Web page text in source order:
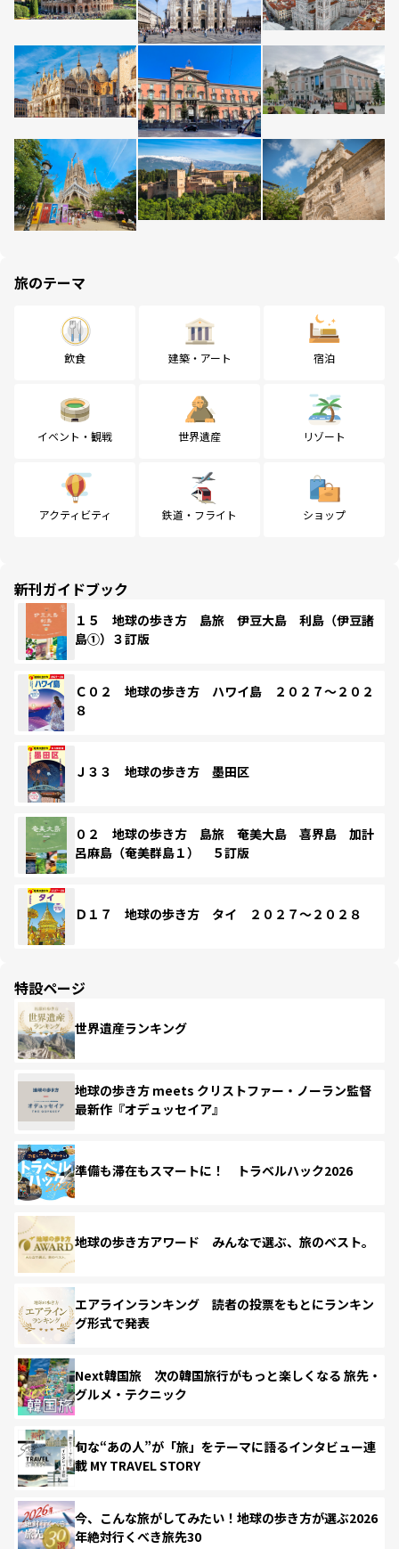
旅のテーマ
飲食 建築・アート 宿泊
イベント・観戦 世界遺産 リゾート
アクティビティ 鉄道・フライト ショップ
新刊ガイドブック
１５ 地球の歩き方 島旅 伊豆大島 利島（伊豆諸
島①）３訂版
Ｃ０２ 地球の歩き方 ハワイ島 ２０２７～２０２
８
Ｊ３３ 地球の歩き方 墨田区
０２ 地球の歩き方 島旅 奄美大島 喜界島 加計
呂麻島（奄美群島１） ５訂版
Ｄ１７ 地球の歩き方 タイ ２０２７～２０２８
特設ページ
世界遺産ランキング
地球の歩き方 meets クリストファー・ノーラン監督
最新作『オデュッセイア』
準備も滞在もスマートに！ トラベルハック2026
地球の歩き方アワード みんなで選ぶ、旅のベスト。
エアラインランキング 読者の投票をもとにランキン
グ形式で発表
Next韓国旅 次の韓国旅行がもっと楽しくなる 旅先・
グルメ・テクニック
旬な“あの人”が「旅」をテーマに語るインタビュー連
載 MY TRAVEL STORY
今、こんな旅がしてみたい！地球の歩き方が選ぶ2026
年絶対行くべき旅先30